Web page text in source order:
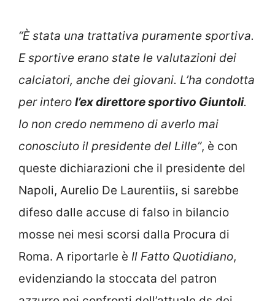
“È stata una trattativa puramente sportiva.
E sportive erano state le valutazioni dei
calciatori, anche dei giovani. L’ha condotta
per intero l’ex direttore sportivo Giuntoli.
Io non credo nemmeno di averlo mai
conosciuto il presidente del Lille”, è con
queste dichiarazioni che il presidente del
Napoli, Aurelio De Laurentiis, si sarebbe
difeso dalle accuse di falso in bilancio
mosse nei mesi scorsi dalla Procura di
Roma. A riportarle è Il Fatto Quotidiano,
evidenziando la stoccata del patron